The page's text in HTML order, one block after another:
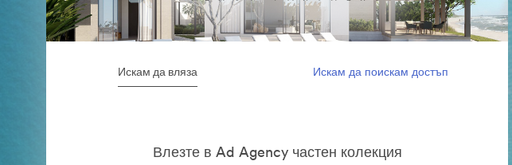
Искам да вляза Искам да поискам достъп
Влезте в Ad Agency частен колекция